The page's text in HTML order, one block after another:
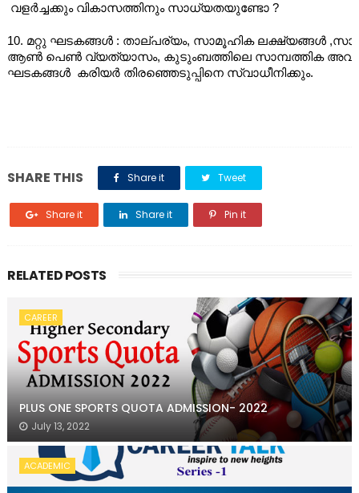
വളർച്ചക്കും വികാസത്തിനും സാധ്യതയുണ്ടോ ?
10. മറ്റു ഘടകങ്ങൾ : താല്പര്യം, സാമൂഹിക ലക്ഷ്യങ്ങൾ
ആൺ പെൺ വ്യത്യാസം, കുടുംബത്തിലെ സാമ്പത്തിക
ഘടകങ്ങൾ  കരിയർ തിരഞ്ഞെടുപ്പിനെ സ്വാധീനിക്കും.
SHARE THIS Share it Tweet
Share it Share it Pin it
RELATED POSTS
CAREER
PLUS ONE SPORTS QUOTA ADMISSION- 2022
July 13, 2022
ACADEMIC